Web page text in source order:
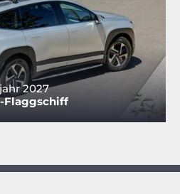
2027
Flaggschiff